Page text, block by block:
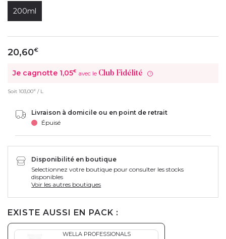
200ml
20,60€
Je cagnotte 1,05€ avec le Club Fidélité ?
Soit 103,00€ / L
Livraison à domicile ou en point de retrait
Épuisé
Disponibilité en boutique
Selectionnez votre boutique pour consulter les stocks
disponibles
Voir les autres boutiques
EXISTE AUSSI EN PACK :
WELLA PROFESSIONALS